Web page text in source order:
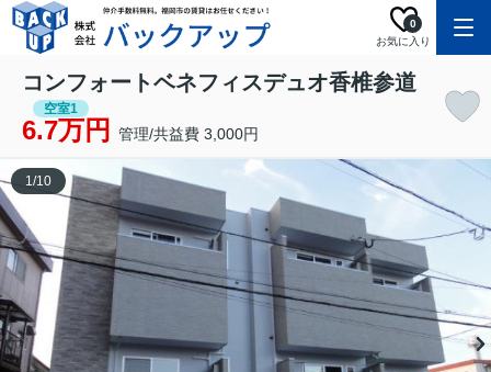
お気に入り
0
コンフォートベネフィスデュオ香椎参道
空室1
6.7万円 管理/共益費 3,000円
1/10